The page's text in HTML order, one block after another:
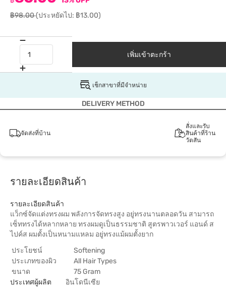
฿98.00(ประหยัดไป: ฿13.00)
เพิ่มเข้าตะกร้า
เช็กสาขาที่มีจำหน่าย
DELIVERY METHOD
จัดส่งที่บ้าน
สั่งและรับ
สินค้าที่ร้าน
วัตสัน
รายละเอียดสินค้า
รายละเอียดสินค้า
แว็กซ์จัดแต่งทรงผม พลังการจัดทรงสูง อยู่ทรงนานตลอดวัน สามารถ
เซ็ททรงได้หลากหลาย ทรงผมดูเป็นธรรมชาติ สูตรพาวเวอร์ แอนด์ ส
ไปค์ส ผมตั้งเป็นหนามแหลม อยู่ทรงแม้ผมตั้งยาก
ประโยชน์
Softening
ประเภทของผิว
All Hair Types
ขนาด
75 Gram
ประเทศผู้ผลิต
อินโดนีเซีย